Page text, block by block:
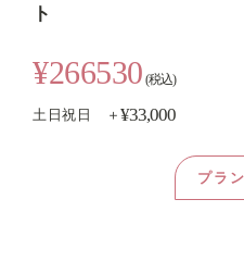
ト
¥266530 (税込)
土日祝日 ＋ ¥33,000
プラ